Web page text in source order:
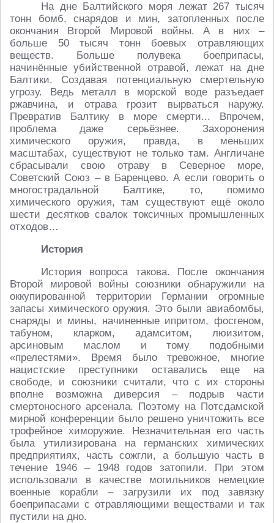
На дне Балтийского моря лежат 267 тысяч
тонн бомб, снарядов и мин, затопленных после
окончания Второй Мировой войны. А в них –
больше 50 тысяч тонн боевых отравляющих
веществ. Больше полувека боеприпасы,
начинённые убийственной отравой, лежат на дне
Балтики. Создавая потенциальную смертельную
угрозу. Ведь металл в морской воде разъедает
ржавчина, и отрава грозит вырваться наружу.
Превратив Балтику в море смерти... Впрочем,
проблема даже серьёзнее. Захоронения
химического оружия, правда, в меньших
масштабах, существуют не только там. Англичане
сбрасывали свою отраву в Северное море,
Советский Союз – в Баренцево. А если говорить о
многострадальной Балтике, то, помимо
химического оружия, там существуют ещё около
шести десятков свалок токсичных промышленных
отходов…
История
История вопроса такова. После окончания
Второй мировой войны союзники обнаружили на
оккупированной территории Германии огромные
запасы химического оружия. Это были авиабомбы,
снаряды и мины, начиненные ипритом, фосгеном,
табуном, кларком, адамситом, люизитом,
арсиновым маслом и тому подобными
«прелестями». Время было тревожное, многие
нацистские преступники оставались еще на
свободе, и союзники считали, что с их стороны
вполне возможна диверсия – подрыв части
смертоносного арсенала. Поэтому на Потсдамской
мирной конференции было решено уничтожить все
трофейное химоружие. Незначительная его часть
была утилизирована на германских химических
предприятиях, часть сожгли, а большую часть в
течение 1946 – 1948 годов затопили. При этом
использовали в качестве могильников немецкие
военные корабли – загрузили их под завязку
боеприпасами с отравляющими веществами и так
пустили на дно.